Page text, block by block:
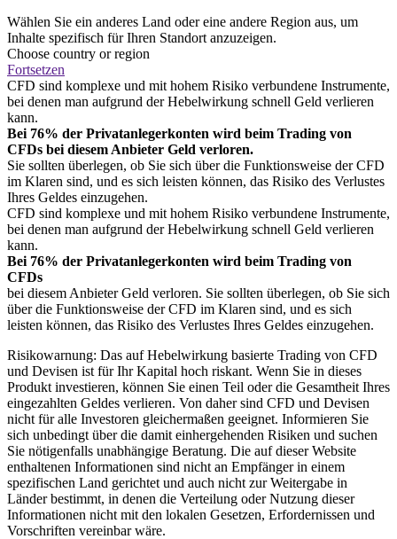
Wählen Sie ein anderes Land oder eine andere Region aus, um
Inhalte spezifisch für Ihren Standort anzuzeigen.
Choose country or region
Fortsetzen
CFD sind komplexe und mit hohem Risiko verbundene Instrumente,
bei denen man aufgrund der Hebelwirkung schnell Geld verlieren
kann.
Bei 76% der Privatanlegerkonten wird beim Trading von
CFDs bei diesem Anbieter Geld verloren.
Sie sollten überlegen, ob Sie sich über die Funktionsweise der CFD
im Klaren sind, und es sich leisten können, das Risiko des Verlustes
Ihres Geldes einzugehen.
CFD sind komplexe und mit hohem Risiko verbundene Instrumente,
bei denen man aufgrund der Hebelwirkung schnell Geld verlieren
kann.
Bei 76% der Privatanlegerkonten wird beim Trading von
CFDs
bei diesem Anbieter Geld verloren. Sie sollten überlegen, ob Sie sich
über die Funktionsweise der CFD im Klaren sind, und es sich
leisten können, das Risiko des Verlustes Ihres Geldes einzugehen.
Risikowarnung: Das auf Hebelwirkung basierte Trading von CFD
und Devisen ist für Ihr Kapital hoch riskant. Wenn Sie in dieses
Produkt investieren, können Sie einen Teil oder die Gesamtheit Ihres
eingezahlten Geldes verlieren. Von daher sind CFD und Devisen
nicht für alle Investoren gleichermaßen geeignet. Informieren Sie
sich unbedingt über die damit einhergehenden Risiken und suchen
Sie nötigenfalls unabhängige Beratung. Die auf dieser Website
enthaltenen Informationen sind nicht an Empfänger in einem
spezifischen Land gerichtet und auch nicht zur Weitergabe in
Länder bestimmt, in denen die Verteilung oder Nutzung dieser
Informationen nicht mit den lokalen Gesetzen, Erfordernissen und
Vorschriften vereinbar wäre.